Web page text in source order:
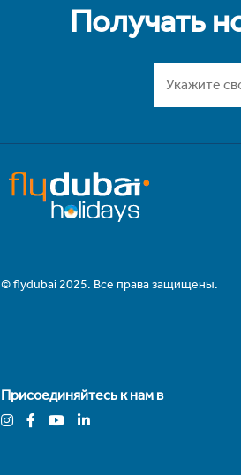
Получать
© flydubai 2025. Все права защищены.
Присоединяйтесь к нам в